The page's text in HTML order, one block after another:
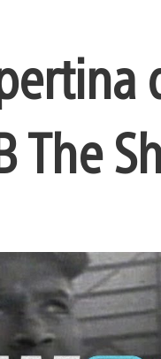
The